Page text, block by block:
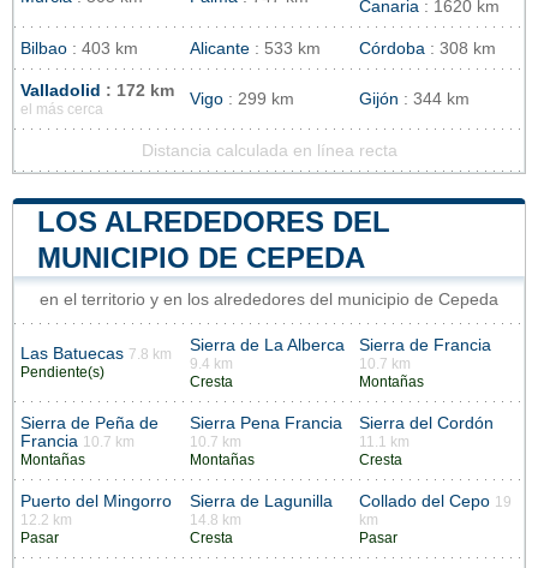
Canaria : 1620 km
Bilbao : 403 km Alicante : 533 km Córdoba : 308 km
Valladolid : 172 km
el más cerca
Vigo : 299 km Gijón : 344 km
Distancia calculada en línea recta
LOS ALREDEDORES DEL
MUNICIPIO DE CEPEDA
en el territorio y en los alrededores del municipio de Cepeda
Las Batuecas 7.8 km
Pendiente(s)
Sierra de La Alberca
9.4 km
Cresta
Sierra de Francia
10.7 km
Montañas
Sierra de Peña de
Francia 10.7 km
Montañas
Sierra Pena Francia
10.7 km
Montañas
Sierra del Cordón
11.1 km
Cresta
Puerto del Mingorro
12.2 km
Pasar
Sierra de Lagunilla
14.8 km
Cresta
Collado del Cepo 19
km
Pasar